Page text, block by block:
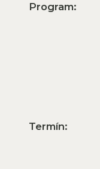
Program:
Termín: